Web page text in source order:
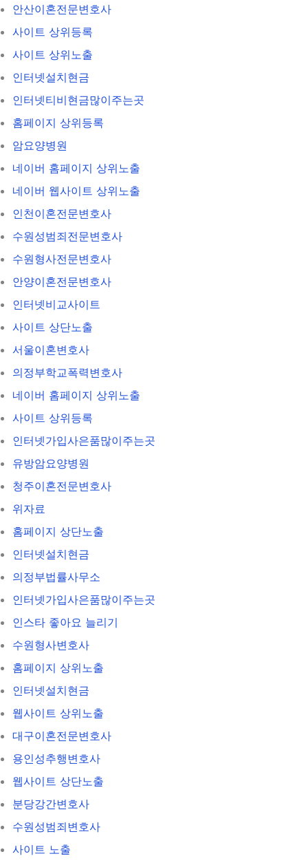
안산이혼전문변호사
사이트 상위등록
사이트 상위노출
인터넷설치현금
인터넷티비현금많이주는곳
홈페이지 상위등록
암요양병원
네이버 홈페이지 상위노출
네이버 웹사이트 상위노출
인천이혼전문변호사
수원성범죄전문변호사
수원형사전문변호사
안양이혼전문변호사
인터넷비교사이트
사이트 상단노출
서울이혼변호사
의정부학교폭력변호사
네이버 홈페이지 상위노출
사이트 상위등록
인터넷가입사은품많이주는곳
유방암요양병원
청주이혼전문변호사
위자료
홈페이지 상단노출
인터넷설치현금
의정부법률사무소
인터넷가입사은품많이주는곳
인스타 좋아요 늘리기
수원형사변호사
홈페이지 상위노출
인터넷설치현금
웹사이트 상위노출
대구이혼전문변호사
용인성추행변호사
웹사이트 상단노출
분당강간변호사
수원성범죄변호사
사이트 노출